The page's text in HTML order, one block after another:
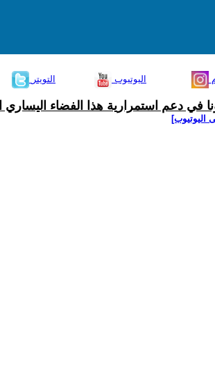
التويتر اليوتيوب
في دعم استمرارية هذا الفضاء اليساري
اليوتيوب]